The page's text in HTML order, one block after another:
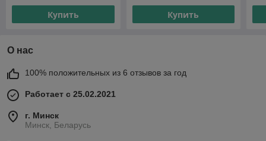
Купить Купить
О нас
100% положительных из 6 отзывов за год
Работает с 25.02.2021
г. Минск
Минск, Беларусь